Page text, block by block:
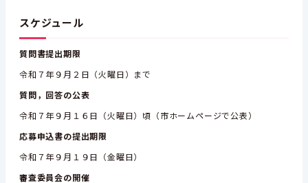
スケジュール
質問書提出期限
令和７年９月２日（火曜日）まで
質問，回答の公表
令和７年９月１６日（火曜日）頃（市ホームページで公表）
応募申込書の提出期限
令和７年９月１９日（金曜日）
審査委員会の開催